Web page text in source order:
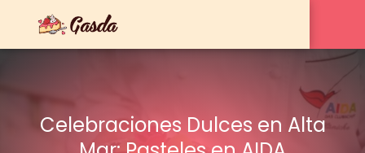
Celebraciones Dulces en Alta